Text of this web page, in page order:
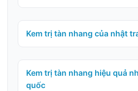
Kem trị tàn nhang của nhật
Kem trị tàn nhang hiệu quả
quốc